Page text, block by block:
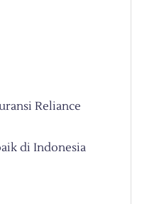
Reliance
di Indonesia